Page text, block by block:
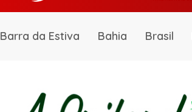
Barra da Estiva Bahia Brasil